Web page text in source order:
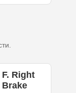
F. Right
Brake